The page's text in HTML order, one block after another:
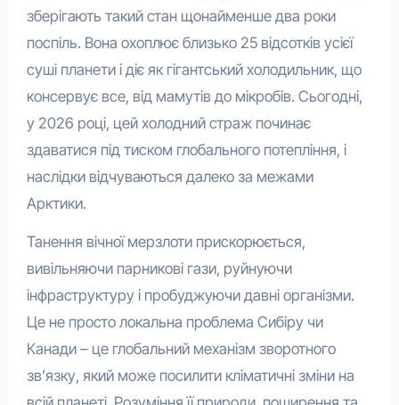
зберігають такий стан щонайменше два роки
поспіль. Вона охоплює близько 25 відсотків усієї
суші планети і діє як гігантський холодильник, що
консервує все, від мамутів до мікробів. Сьогодні,
у 2026 році, цей холодний страж починає
здаватися під тиском глобального потепління, і
наслідки відчуваються далеко за межами
Арктики.
Танення вічної мерзлоти прискорюється,
вивільняючи парникові гази, руйнуючи
інфраструктуру і пробуджуючи давні організми.
Це не просто локальна проблема Сибіру чи
Канади – це глобальний механізм зворотного
зв’язку, який може посилити кліматичні зміни на